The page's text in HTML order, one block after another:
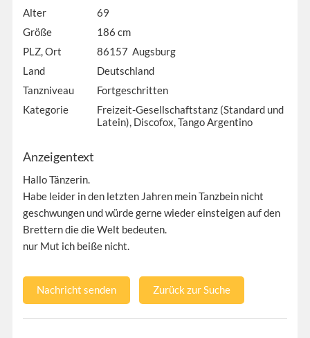
Alter
69
Größe
186 cm
PLZ, Ort
86157 Augsburg
Land
Deutschland
Tanzniveau
Fortgeschritten
Kategorie
Freizeit-Gesellschaftstanz (Standard und
Latein), Discofox, Tango Argentino
Anzeigentext
Hallo Tänzerin.
Habe leider in den letzten Jahren mein Tanzbein nicht
geschwungen und würde gerne wieder einsteigen auf den
Brettern die die Welt bedeuten.
nur Mut ich beiße nicht.
Nachricht senden Zurück zur Suche